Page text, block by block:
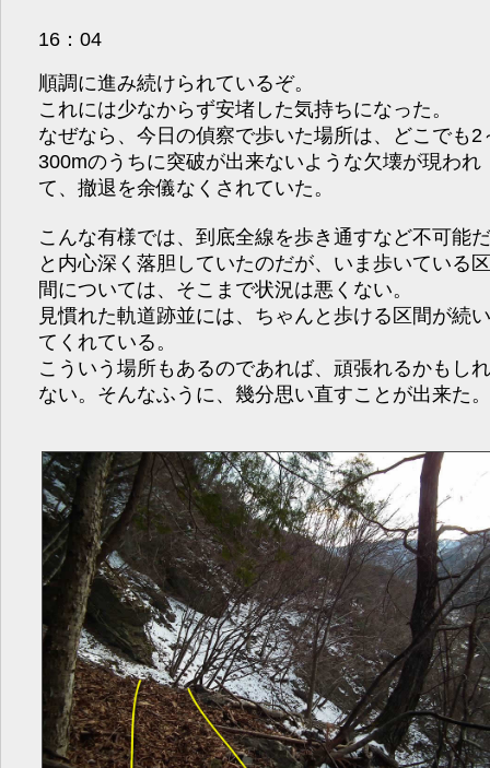
16：04
順調に進み続けられているぞ。
これには少なからず安堵した気持ちになった。
なぜなら、今日の偵察で歩いた場所は、どこでも2
300mのうちに突破が出来ないような欠壊が現われ
て、撤退を余儀なくされていた。
こんな有様では、到底全線を歩き通すなど不可能
と内心深く落胆していたのだが、いま歩いている
間については、そこまで状況は悪くない。
見慣れた軌道跡並には、ちゃんと歩ける区間が続
てくれている。
こういう場所もあるのであれば、頑張れるかもし
ない。そんなふうに、幾分思い直すことが出来た